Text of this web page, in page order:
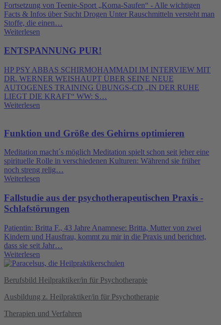
Fortsetzung von Teenie-Sport „Koma-Saufen“ - Alle wichtigen
Facts & Infos über Sucht Drogen Unter Rauschmitteln versteht man
Stoffe, die einen…
Weiterlesen
ENTSPANNUNG PUR!
HP PSY ABBAS SCHIRMOHAMMADI IM INTERVIEW MIT
DR. WERNER WEISHAUPT ÜBER SEINE NEUE
AUTOGENES TRAINING ÜBUNGS-CD „IN DER RUHE
LIEGT DIE KRAFT“ WW: S…
Weiterlesen
Funktion und Größe des Gehirns optimieren
Meditation macht´s möglich Meditation spielt schon seit jeher eine
spirituelle Rolle in verschiedenen Kulturen: Während sie früher
noch streng relig…
Weiterlesen
Fallstudie aus der psychotherapeutischen Praxis -
Schlafstörungen
Patientin: Britta F., 43 Jahre Anamnese: Britta, Mutter von zwei
Kindern und Hausfrau, kommt zu mir in die Praxis und berichtet,
dass sie seit Jahr…
Weiterlesen
Berufsbild Heilpraktiker/in für Psychotherapie
Ausbildung z. Heilpraktiker/in für Psychotherapie
Therapien und Verfahren